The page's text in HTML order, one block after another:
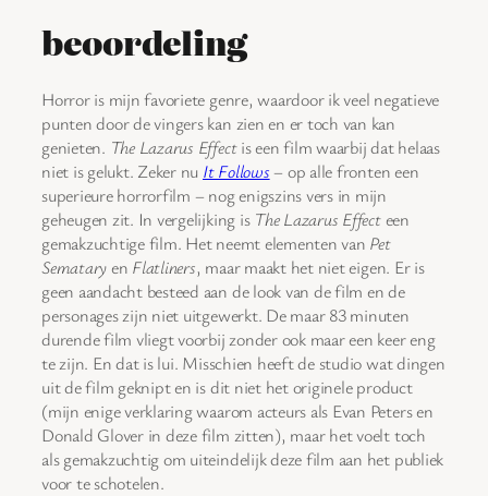
beoordeling
Horror is mijn favoriete genre, waardoor ik veel negatieve
punten door de vingers kan zien en er toch van kan
genieten. The Lazarus Effectis een film waarbij dat helaas
niet is gelukt. Zeker nu It Follows– op alle fronten een
superieure horrorfilm – nog enigszins vers in mijn
geheugen zit. In vergelijking is The Lazarus Effecteen
gemakzuchtige film. Het neemt elementen van Pet
Semataryen Flatliners, maar maakt het niet eigen. Er is
geen aandacht besteed aan de look van de film en de
personages zijn niet uitgewerkt. De maar 83 minuten
durende film vliegt voorbij zonder ook maar een keer eng
te zijn. En dat is lui. Misschien heeft de studio wat dingen
uit de film geknipt en is dit niet het originele product
(mijn enige verklaring waarom acteurs als Evan Peters en
Donald Glover in deze film zitten), maar het voelt toch
als gemakzuchtig om uiteindelijk deze film aan het publiek
voor te schotelen.